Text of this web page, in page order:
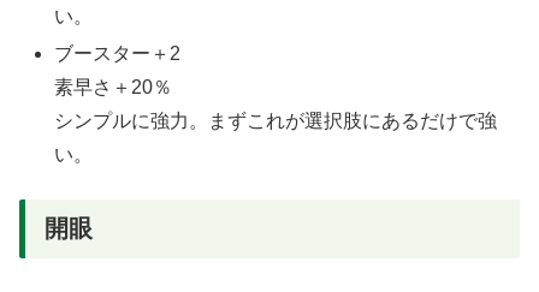
い。
ブースター＋2
素早さ＋20％
シンプルに強力。まずこれが選択肢にあるだけで強
い。
開眼